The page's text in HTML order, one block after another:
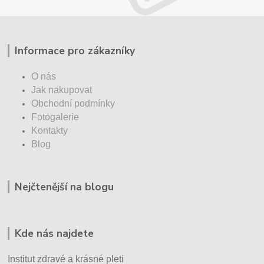
Informace pro zákazníky
O nás
Jak nakupovat
Obchodní podmínky
Fotogalerie
Kontakty
Blog
Nejčtenější na blogu
Kde nás najdete
Institut zdravé a krásné pleti